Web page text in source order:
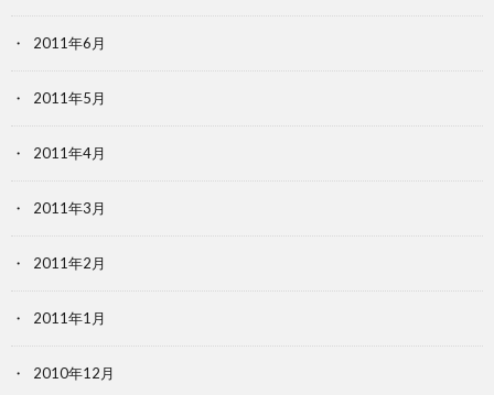
2011年6月
2011年5月
2011年4月
2011年3月
2011年2月
2011年1月
2010年12月